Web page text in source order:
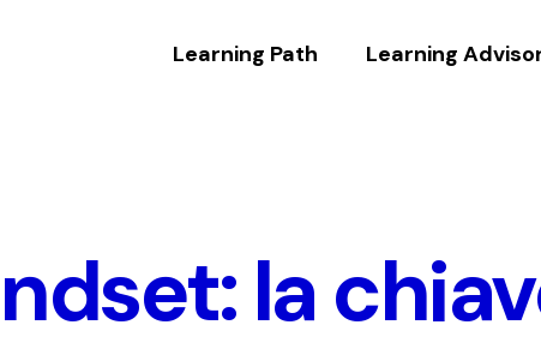
Learning Path Learning
la